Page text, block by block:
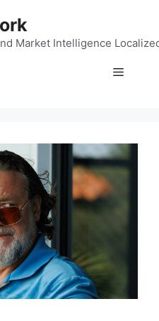
Market Intelligence
Menu